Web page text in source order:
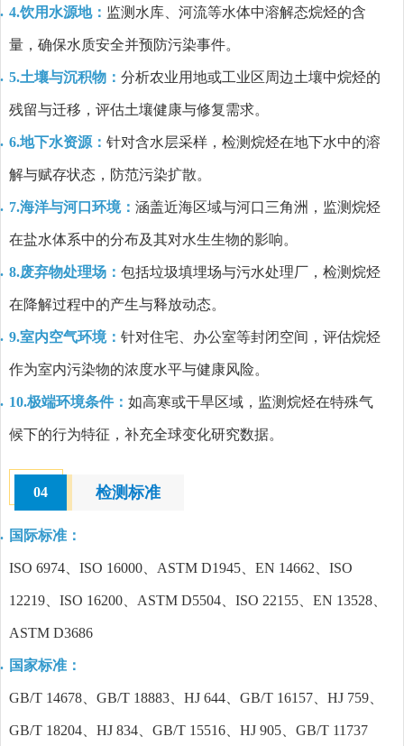
4.饮用水源地： 监测水库、河流等水体中溶解态烷烃的含
量，确保水质安全并预防污染事件。
5.土壤与沉积物： 分析农业用地或工业区周边土壤中烷烃的
残留与迁移，评估土壤健康与修复需求。
6.地下水资源： 针对含水层采样，检测烷烃在地下水中的溶
解与赋存状态，防范污染扩散。
7.海洋与河口环境： 涵盖近海区域与河口三角洲，监测烷烃
在盐水体系中的分布及其对水生生物的影响。
8.废弃物处理场： 包括垃圾填埋场与污水处理厂，检测烷烃
在降解过程中的产生与释放动态。
9.室内空气环境： 针对住宅、办公室等封闭空间，评估烷烃
作为室内污染物的浓度水平与健康风险。
10.极端环境条件： 如高寒或干旱区域，监测烷烃在特殊气
候下的行为特征，补充全球变化研究数据。
04 检测标准
国际标准：
ISO 6974、ISO 16000、ASTM D1945、EN 14662、ISO
12219、ISO 16200、ASTM D5504、ISO 22155、EN 13528、
ASTM D3686
国家标准：
GB/T 14678、GB/T 18883、HJ 644、GB/T 16157、HJ 759、
GB/T 18204、HJ 834、GB/T 15516、HJ 905、GB/T 11737